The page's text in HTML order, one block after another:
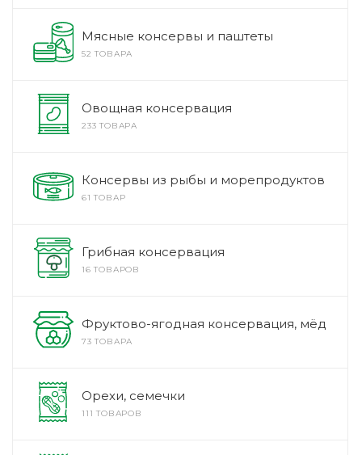
Мясные консервы и паштеты
52 ТОВАРА
Овощная консервация
233 ТОВАРА
Консервы из рыбы и морепродуктов
61 ТОВАР
Грибная консервация
16 ТОВАРОВ
Фруктово-ягодная консервация, мёд
73 ТОВАРА
Орехи, семечки
111 ТОВАРОВ